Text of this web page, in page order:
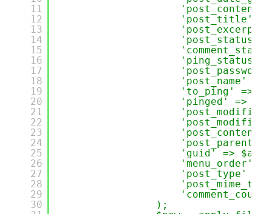
11
12
13
14
15
16
17
18
19
20
21
22
23
24
25
26
27
28
29
30
'post_content'
'post_title' =>
'post_excerpt'
'post_status'
'ping_status'
'post_name' =>
'to_ping' =>
'pinged' =>
'post_parent'
'guid' =>
'menu_order'
'post_type' =>
);